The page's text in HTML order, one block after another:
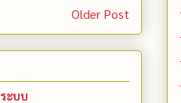
Older Post
ะบบ